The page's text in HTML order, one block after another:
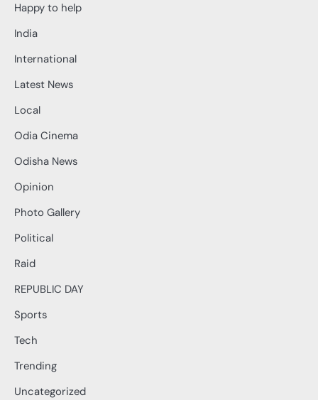
Happy to help
India
International
Latest News
Local
Odia Cinema
Odisha News
Opinion
Photo Gallery
Political
Raid
REPUBLIC DAY
Sports
Tech
Trending
Uncategorized